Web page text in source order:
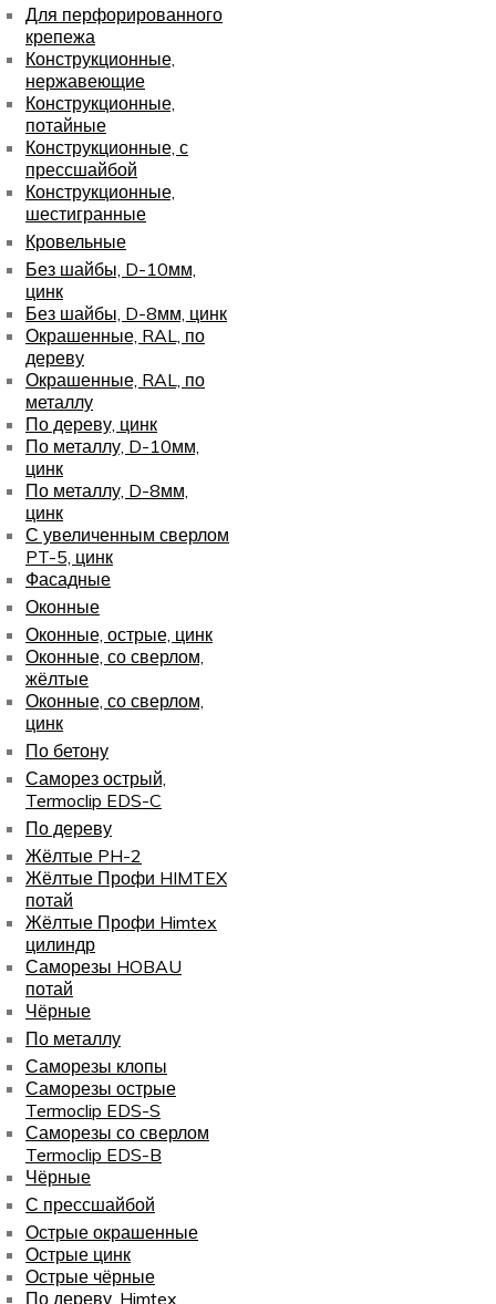
Для перфорированного
крепежа
Конструкционные,
нержавеющие
Конструкционные,
потайные
Конструкционные, с
прессшайбой
Конструкционные,
шестигранные
Кровельные
Без шайбы, D-10мм,
цинк
Без шайбы, D-8мм, цинк
Окрашенные, RAL, по
дереву
Окрашенные, RAL, по
металлу
По дереву, цинк
По металлу, D-10мм,
цинк
По металлу, D-8мм,
цинк
С увеличенным сверлом
PT-5, цинк
Фасадные
Оконные
Оконные, острые, цинк
Оконные, со сверлом,
жёлтые
Оконные, со сверлом,
цинк
По бетону
Саморез острый,
Termoclip EDS-C
По дереву
Жёлтые PH-2
Жёлтые Профи HIMTEX
потай
Жёлтые Профи Himtex
цилиндр
Саморезы HOBAU
потай
Чёрные
По металлу
Саморезы клопы
Саморезы острые
Termoclip EDS-S
Саморезы со сверлом
Termoclip EDS-B
Чёрные
С прессшайбой
Острые окрашенные
Острые цинк
Острые чёрные
По дереву, Himtex